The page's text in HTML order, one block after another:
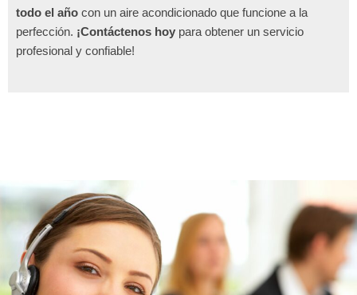
todo el año con un aire acondicionado que funcione a la
perfección. ¡Contáctenos hoy para obtener un servicio
profesional y confiable!